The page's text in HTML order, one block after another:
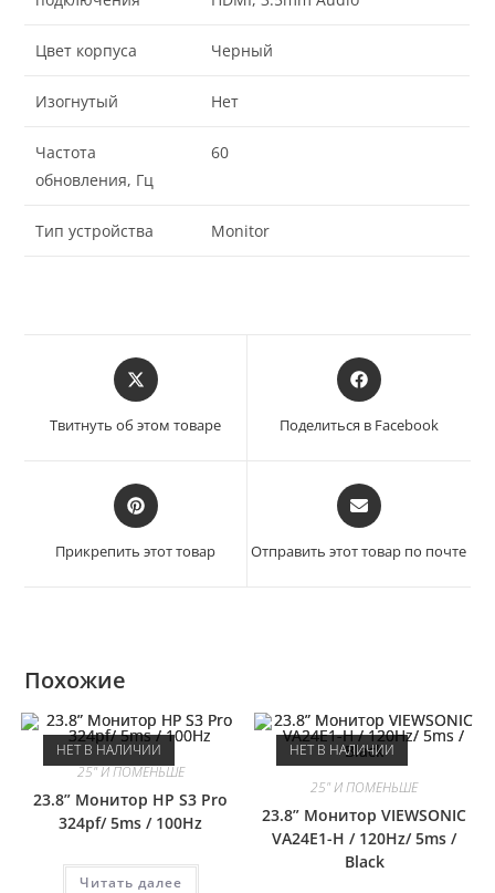
Цвет корпуса Черный
Изогнутый Нет
Частота
обновления, Гц
60
Тип устройства Monitor
Твитнуть об этом товаре Поделиться в Facebook
Прикрепить этот товар Отправить этот товар по почте
Похожие
НЕТ В НАЛИЧИИ
25" И ПОМЕНЬШЕ
23.8” Монитор HP S3 Pro
324pf/ 5ms / 100Hz
Читать далее
НЕТ В НАЛИЧИИ
25" И ПОМЕНЬШЕ
23.8” Монитор VIEWSONIC
VA24E1-H / 120Hz/ 5ms /
Black